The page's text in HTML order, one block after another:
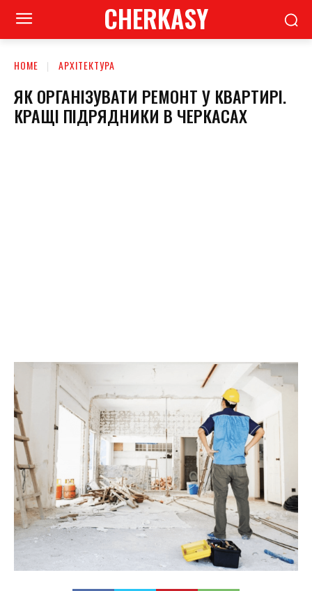
CHERKASY
HOME АРХІТЕКТУРА
ЯК ОРГАНІЗУВАТИ РЕМОНТ У КВАРТИРІ.
КРАЩІ ПІДРЯДНИКИ В ЧЕРКАСАХ